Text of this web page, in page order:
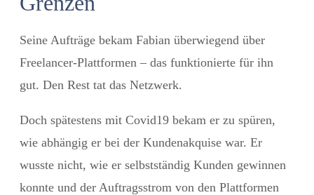
Seine Aufträge bekam Fabian überwiegend über
Freelancer-Plattformen – das funktionierte für ihn
gut. Den Rest tat das Netzwerk.
Doch spätestens mit Covid19 bekam er zu spüren,
wie abhängig er bei der Kundenakquise war. Er
wusste nicht, wie er selbstständig Kunden gewinnen
konnte und der Auftragsstrom von den Plattformen